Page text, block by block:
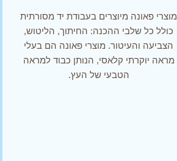
מוצרי פאונה מיוצרים בעבודת יד מסורתית
כולל כל שלבי ההכנה: החיתוך, הליטוש,
הצביעה והעיטור. מוצרי פאונה הם בעלי
מראה יוקרתי קלאסי, הנותן כבוד למראה
הטבעי של העץ.